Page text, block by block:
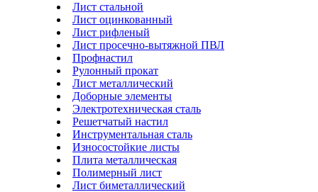
Лист стальной
Лист оцинкованный
Лист рифленый
Лист просечно-вытяжной ПВЛ
Профнастил
Рулонный прокат
Лист металлический
Доборные элементы
Электротехническая сталь
Решетчатый настил
Инструментальная сталь
Износостойкие листы
Плита металлическая
Полимерный лист
Лист биметаллический